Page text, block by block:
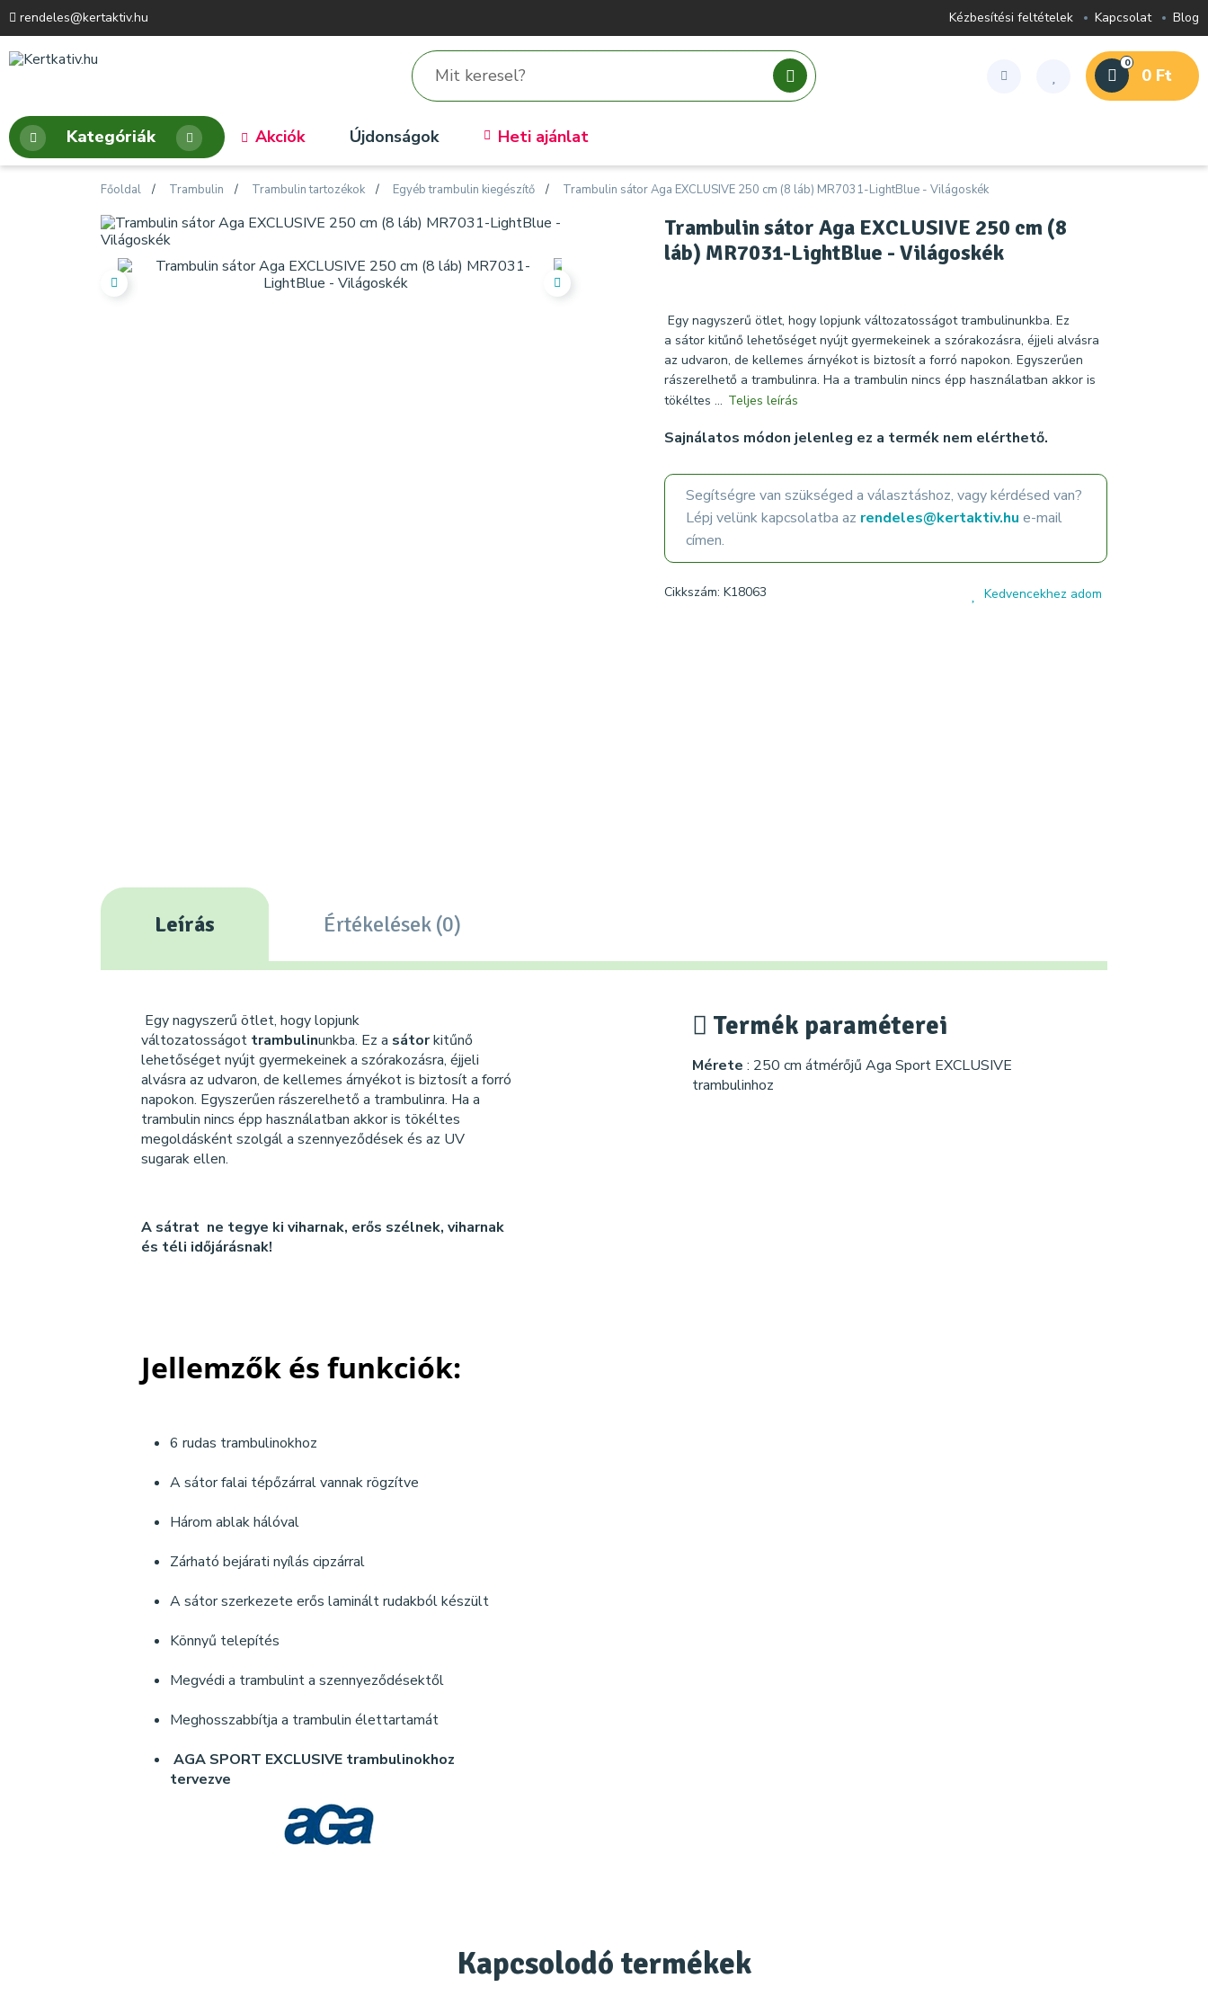
rendeles@kertaktiv.hu Kézbesítési feltételek Kapcsolat Blog
0
0 Ft
Kategóriák Akciók Újdonságok Heti ajánlat
Főoldal Trambulin Trambulin tartozékok Egyéb trambulin kiegészítő Trambulin sátor Aga EXCLUSIVE 250 cm (8 láb) MR7031-LightBlue - Világoskék
Trambulin sátor Aga EXCLUSIVE 250 cm (8
láb) MR7031-LightBlue - Világoskék
Egy nagyszerű ötlet, hogy lopjunk változatosságot trambulinunkba. Ez
a sátor kitűnő lehetőséget nyújt gyermekeinek a szórakozásra, éjjeli alvásra
az udvaron, de kellemes árnyékot is biztosít a forró napokon. Egyszerűen
rászerelhető a trambulinra. Ha a trambulin nincs épp használatban akkor is
tökéltes ... Teljes leírás
Sajnálatos módon jelenleg ez a termék nem elérthető.
Segítségre van szükséged a választáshoz, vagy kérdésed van?
Lépj velünk kapcsolatba az rendeles@kertaktiv.hu e-mail
címen.
Cikkszám: K18063 Kedvencekhez adom
Leírás Értékelések (0)
Egy nagyszerű ötlet, hogy lopjunk
változatosságot trambulinunkba. Ez a sátorkitűnő
lehetőséget nyújt gyermekeinek a szórakozásra, éjjeli
alvásra az udvaron, de kellemes árnyékot is biztosít a forró
napokon. Egyszerűen rászerelhető a trambulinra. Ha a
trambulin nincs épp használatban akkor is tökéltes
megoldásként szolgál a szennyeződések és az UV
sugarak ellen.
A sátrat ne tegye ki viharnak, erős szélnek, viharnak
és téli időjárásnak!
Jellemzők és funkciók:
6 rudas trambulinokhoz
A sátor falai tépőzárral vannak rögzítve
Három ablak hálóval
Zárható bejárati nyílás cipzárral
A sátor szerkezete erős laminált rudakból készült
Könnyű telepítés
Megvédi a trambulint a szennyeződésektől
Meghosszabbítja a trambulin élettartamát
AGA SPORT EXCLUSIVE trambulinokhoz
tervezve
Termék paraméterei
Mérete : 250 cm átmérőjű Aga Sport EXCLUSIVE
trambulinhoz
Kapcsolodó termékek